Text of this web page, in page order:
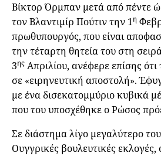
Βίκτορ Όρμπαν μετά από πέντε
τον Βλαντιμίρ Πούτιν την 1η
πρωθυπουργός, που είναι
την τέταρτη θητεία του στη
3ης Απριλίου, ανέφερε επίσης
σε «ειρηνευτική αποστολή».
με ένα δισεκατομμύριο κυβικά
που του υποσχέθηκε ο Ρώσος
Σε διάστημα λίγο μεγαλύτερο
Ουγγρικές βουλευτικές